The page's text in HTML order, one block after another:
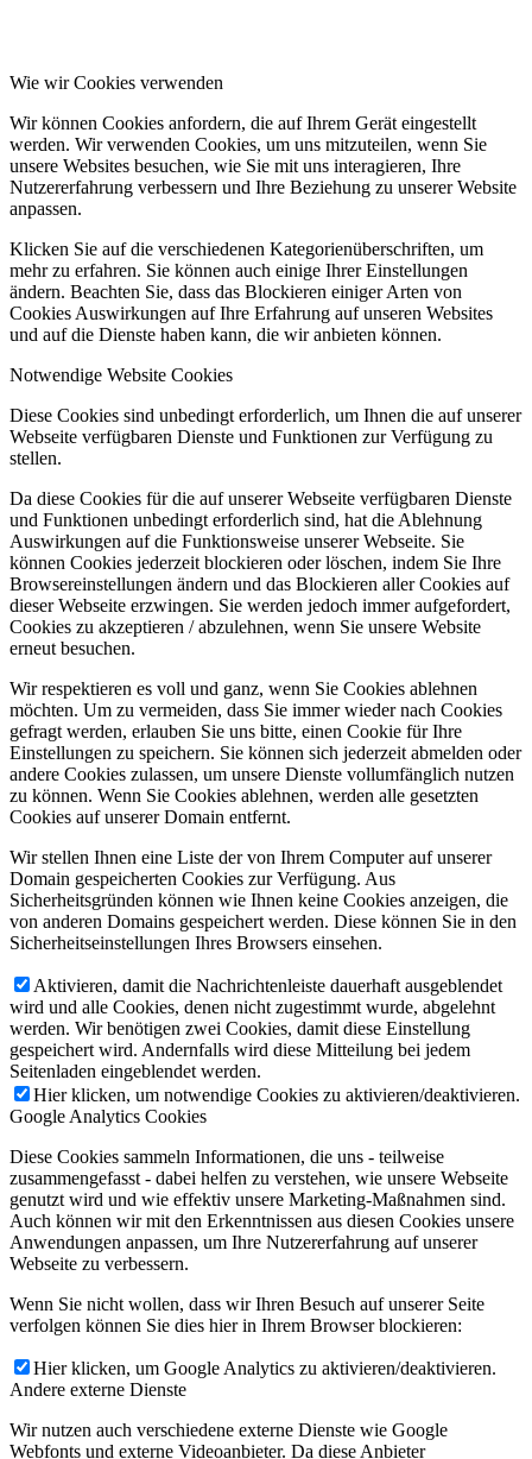
Wie wir Cookies verwenden
Wir können Cookies anfordern, die auf Ihrem Gerät eingestellt
werden. Wir verwenden Cookies, um uns mitzuteilen, wenn Sie
unsere Websites besuchen, wie Sie mit uns interagieren, Ihre
Nutzererfahrung verbessern und Ihre Beziehung zu unserer Website
anpassen.
Klicken Sie auf die verschiedenen Kategorienüberschriften, um
mehr zu erfahren. Sie können auch einige Ihrer Einstellungen
ändern. Beachten Sie, dass das Blockieren einiger Arten von
Cookies Auswirkungen auf Ihre Erfahrung auf unseren Websites
und auf die Dienste haben kann, die wir anbieten können.
Notwendige Website Cookies
Diese Cookies sind unbedingt erforderlich, um Ihnen die auf unserer
Webseite verfügbaren Dienste und Funktionen zur Verfügung zu
stellen.
Da diese Cookies für die auf unserer Webseite verfügbaren Dienste
und Funktionen unbedingt erforderlich sind, hat die Ablehnung
Auswirkungen auf die Funktionsweise unserer Webseite. Sie
können Cookies jederzeit blockieren oder löschen, indem Sie Ihre
Browsereinstellungen ändern und das Blockieren aller Cookies auf
dieser Webseite erzwingen. Sie werden jedoch immer aufgefordert,
Cookies zu akzeptieren / abzulehnen, wenn Sie unsere Website
erneut besuchen.
Wir respektieren es voll und ganz, wenn Sie Cookies ablehnen
möchten. Um zu vermeiden, dass Sie immer wieder nach Cookies
gefragt werden, erlauben Sie uns bitte, einen Cookie für Ihre
Einstellungen zu speichern. Sie können sich jederzeit abmelden oder
andere Cookies zulassen, um unsere Dienste vollumfänglich nutzen
zu können. Wenn Sie Cookies ablehnen, werden alle gesetzten
Cookies auf unserer Domain entfernt.
Wir stellen Ihnen eine Liste der von Ihrem Computer auf unserer
Domain gespeicherten Cookies zur Verfügung. Aus
Sicherheitsgründen können wie Ihnen keine Cookies anzeigen, die
von anderen Domains gespeichert werden. Diese können Sie in den
Sicherheitseinstellungen Ihres Browsers einsehen.
Aktivieren, damit die Nachrichtenleiste dauerhaft ausgeblendet
wird und alle Cookies, denen nicht zugestimmt wurde, abgelehnt
werden. Wir benötigen zwei Cookies, damit diese Einstellung
gespeichert wird. Andernfalls wird diese Mitteilung bei jedem
Seitenladen eingeblendet werden.
Hier klicken, um notwendige Cookies zu aktivieren/deaktivieren.
Google Analytics Cookies
Diese Cookies sammeln Informationen, die uns - teilweise
zusammengefasst - dabei helfen zu verstehen, wie unsere Webseite
genutzt wird und wie effektiv unsere Marketing-Maßnahmen sind.
Auch können wir mit den Erkenntnissen aus diesen Cookies unsere
Anwendungen anpassen, um Ihre Nutzererfahrung auf unserer
Webseite zu verbessern.
Wenn Sie nicht wollen, dass wir Ihren Besuch auf unserer Seite
verfolgen können Sie dies hier in Ihrem Browser blockieren:
Hier klicken, um Google Analytics zu aktivieren/deaktivieren.
Andere externe Dienste
Wir nutzen auch verschiedene externe Dienste wie Google
Webfonts und externe Videoanbieter. Da diese Anbieter